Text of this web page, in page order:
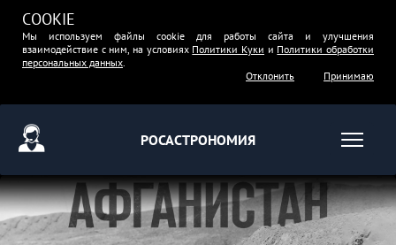
COOKIE
Мы используем файлы cookie для работы сайта и улучшения
взаимодействие с ним, на условиях Политики Куки и Политики обработки
персональных данных.
Отклонить
Принимаю
РОСАСТРОНОМИЯ